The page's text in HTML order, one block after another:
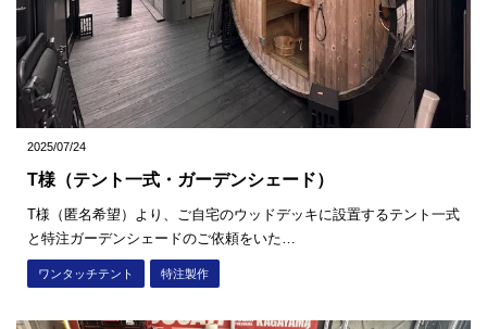
2025/07/24
T様（テント一式・ガーデンシェード）
T様（匿名希望）より、ご自宅のウッドデッキに設置するテント一式
と特注ガーデンシェードのご依頼をいた…
ワンタッチテント 特注製作